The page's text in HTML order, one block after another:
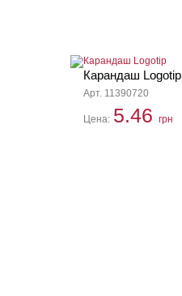
Карандаш Logotip
Арт. 11390720
Цена: 5.46 грн